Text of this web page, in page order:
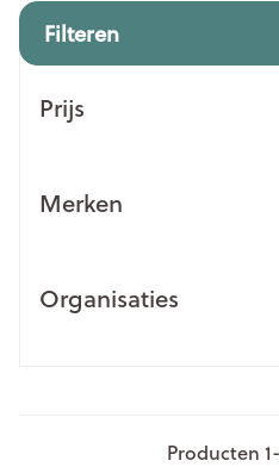
Filteren
Prijs
Merken
Organisaties
Producten 1-